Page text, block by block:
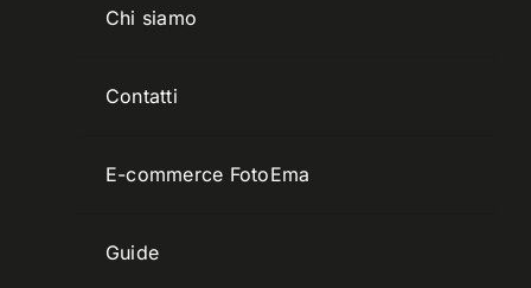
Chi siamo
Contatti
E-commerce FotoEma
Guide